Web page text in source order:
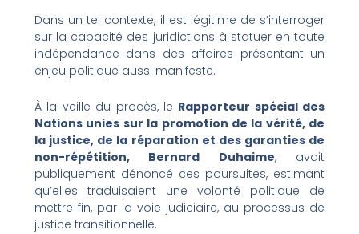
Dans un tel contexte, il est légitime de s’interroger
sur la capacité des juridictions à statuer en toute
indépendance dans des affaires présentant un
enjeu politique aussi manifeste.
À la veille du procès, le Rapporteur spécial des
Nations unies sur la promotion de la vérité, de
la justice, de la réparation et des garanties de
non-répétition, Bernard Duhaime, avait
publiquement dénoncé ces poursuites, estimant
qu’elles traduisaient une volonté politique de
mettre fin, par la voie judiciaire, au processus de
justice transitionnelle.